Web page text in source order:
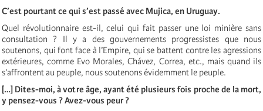
C’est pourtant ce qui s’est passé avec Mujica, en Uruguay.
Quel révolutionnaire est-il, celui qui fait passer une loi minière sans
consultation ? Il y a des gouvernements progressistes que nous
soutenons, qui font face à l’Empire, qui se battent contre les agressions
extérieures, comme Evo Morales, Chávez, Correa, etc., mais quand ils
s’affrontent au peuple, nous soutenons évidemment le peuple.
[…] Dites-moi, à votre âge, ayant été plusieurs fois proche de la mort,
y pensez-vous ? Avez-vous peur ?